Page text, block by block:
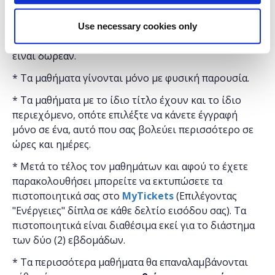
Use necessary cookies only
ΣτηΔημόσια Κεντρική Βιβλιοθήκη Βέροιας.
Η εκδήλωση γίνεταιμε την υποστήριξη της
"MicrosoftΕλλάς"και ησυμμετοχή για το κοινό
είναι δωρεάν.
* Τα μαθήματα γίνονται μόνο με φυσική παρουσία.
* Τα μαθήματα με το ίδιο τίτλο έχουν και το ίδιο
περιεχόμενο, οπότε επιλέξτε να κάνετε έγγραφή
μόνο σε ένα, αυτό που σας βολεύει περισσότερο σε
ώρες και ημέρες.
* Μετά το τέλος τον μαθημάτων και αφού το έχετε
παρακολουθήσει μπορείτε να εκτυπώσετε τα
πιστοποιητικά ​σας στο MyTickets(Επιλέγοντας
"Ενέργειες" δίπλα σε κάθε δελτίο εισόδου σας). Τα
πιστοποιητικά είναι διαθέσιμα εκεί για το διάστημα
των δύο (2) εβδομάδων.
* Τα περισσότερα μαθήματα θα επαναλαμβάνονται